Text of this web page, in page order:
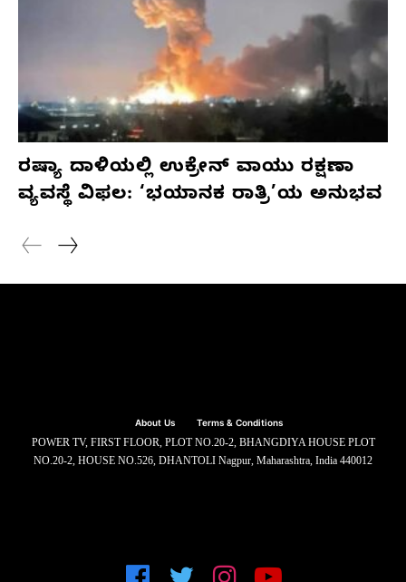
ರಷ್ಯಾ ದಾಳಿಯಲ್ಲಿ ಉಕ್ರೇನ್ ವಾಯು ರಕ್ಷಣಾ
ವ್ಯವಸ್ಥೆ ವಿಫಲ: ‘ಭಯಾನಕ ರಾತ್ರಿ’ಯ ಅನುಭವ
About Us Terms & Conditions
POWER TV, FIRST FLOOR, PLOT NO.20-2, BHANGDIYA HOUSE PLOT
NO.20-2, HOUSE NO.526, DHANTOLI Nagpur, Maharashtra, India 440012